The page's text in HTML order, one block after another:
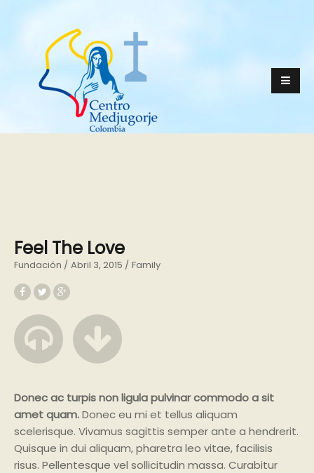
Feel The Love
Fundación Abril 3, 2015 Family
Donec ac turpis non ligula pulvinar commodo a sit
amet quam.Donec eu mi et tellus aliquam
scelerisque. Vivamus sagittis semper ante a hendrerit.
Quisque in dui aliquam, pharetra leo vitae, facilisis
risus. Pellentesque vel sollicitudin massa. Curabitur